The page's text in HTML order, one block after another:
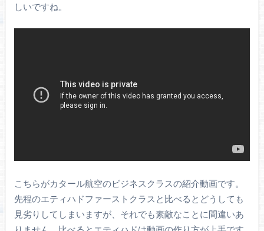
しいですね。
こちらがカタール航空のビジネスクラスの紹介動画です。
先程のエティハドファーストクラスと比べるとどうしても
見劣りしてしまいますが、それでも素敵なことに間違いあ